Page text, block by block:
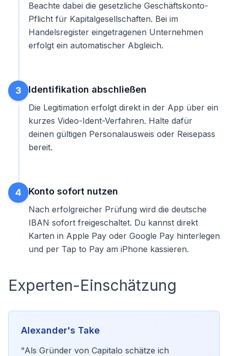
Beachte dabei die gesetzliche Geschäftskonto-
Pflicht für Kapitalgesellschaften. Bei im
Handelsregister eingetragenen Unternehmen
erfolgt ein automatischer Abgleich.
3 Identifikation abschließen
Die Legitimation erfolgt direkt in der App über ein
kurzes Video-Ident-Verfahren. Halte dafür
deinen gültigen Personalausweis oder Reisepass
bereit.
4 Konto sofort nutzen
Nach erfolgreicher Prüfung wird die deutsche
IBAN sofort freigeschaltet. Du kannst direkt
Karten in Apple Pay oder Google Pay hinterlegen
und per Tap to Pay am iPhone kassieren.
Experten-Einschätzung
Alexander's Take
"Als Gründer von Capitalo schätze ich